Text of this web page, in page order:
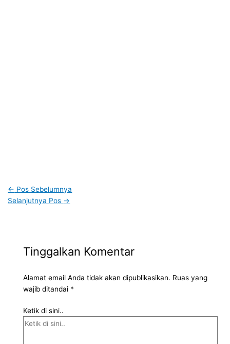
← Pos Sebelumnya
Selanjutnya Pos →
Tinggalkan Komentar
Alamat email Anda tidak akan dipublikasikan. Ruas yang
wajib ditandai *
Ketik di sini..